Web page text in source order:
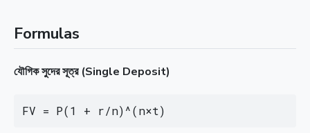
Formulas
যৌগিক সুদের সূত্র (Single Deposit)
FV = P(1 + r/n)^(n×t)